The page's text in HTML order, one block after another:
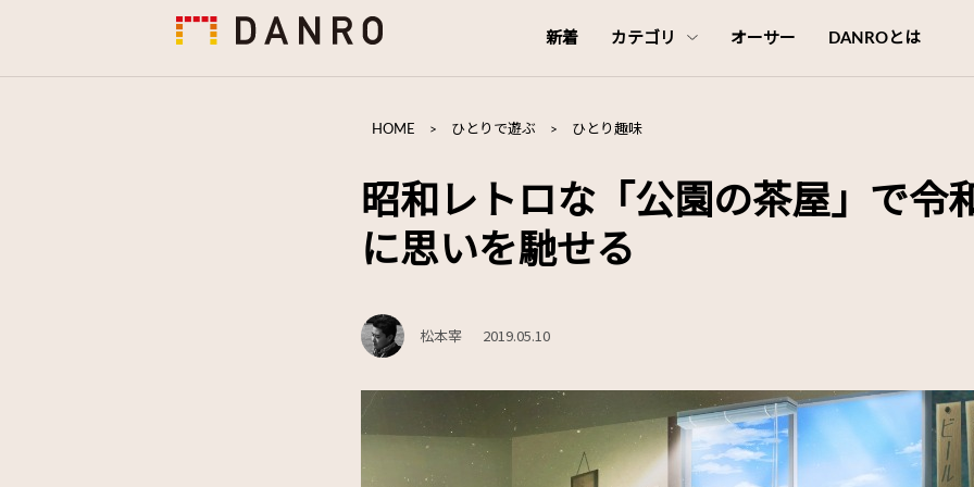
新着 カテゴリ オーサー DANROとは
HOME > ひとりで遊ぶ > ひとり趣味
昭和レトロな「公園の茶屋」で令
に思いを馳せる
松本宰 2019.05.10